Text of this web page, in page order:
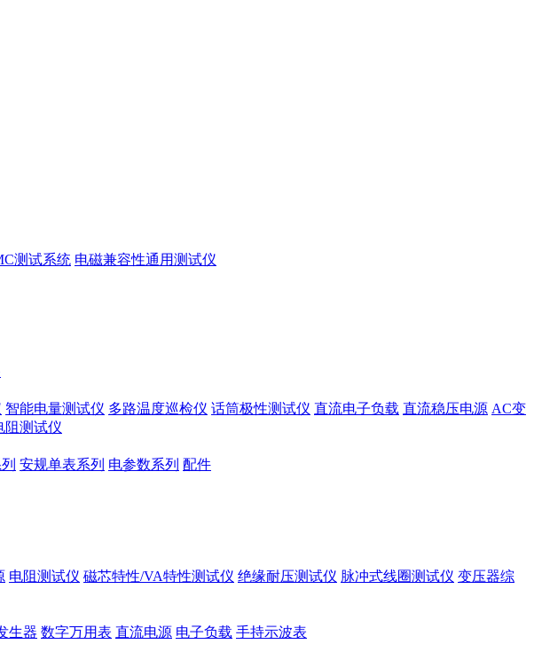
测试系统 电磁兼容性通用测试仪
智能电量测试仪 多路温度巡检仪 话筒极性测试仪 直流电子负载 直流稳压电源 AC变
阻测试仪
安规单表系列 电参数系列 配件
电阻测试仪 磁芯特性/VA特性测试仪 绝缘耐压测试仪 脉冲式线圈测试仪 变压器综
生器 数字万用表 直流电源 电子负载 手持示波表